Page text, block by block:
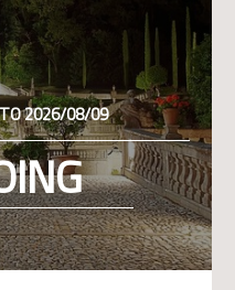
2026/08/09